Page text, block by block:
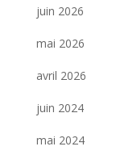
juin 2026
mai 2026
avril 2026
juin 2024
mai 2024